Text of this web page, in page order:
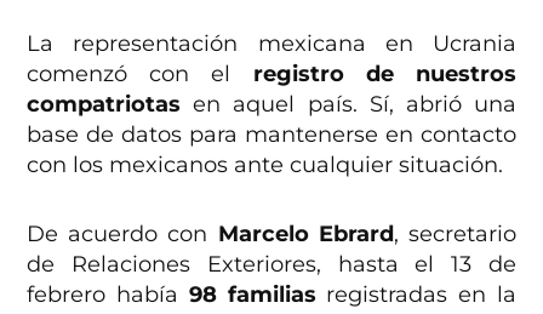
La representación mexicana en Ucrania
comenzó con el registro de nuestros
compatriotas en aquel país. Sí, abrió una
base de datos para mantenerse en contacto
con los mexicanos ante cualquier situación.
De acuerdo con Marcelo Ebrard, secretario
de Relaciones Exteriores, hasta el 13 de
febrero había 98 familias registradas en la